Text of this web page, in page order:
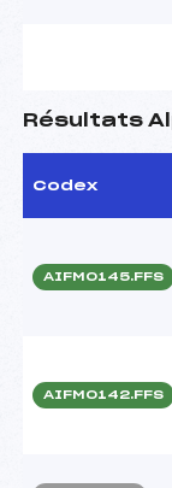
Résultats
Codex
AIFM0145.FFS
AIFM0142.FFS